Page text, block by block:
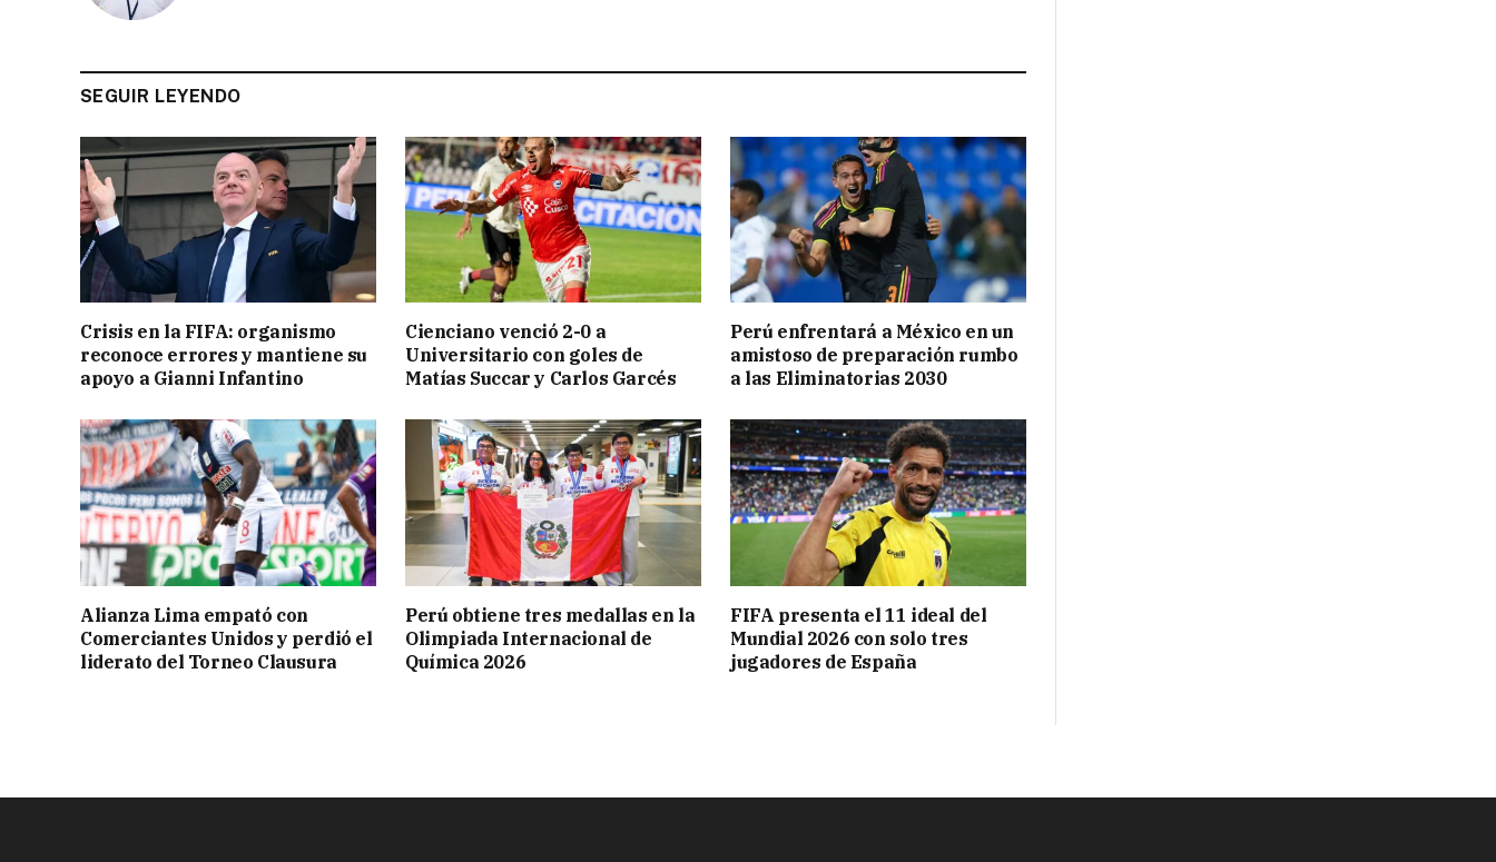
SEGUIR LEYENDO
Crisis en la FIFA: organismo
reconoce errores y mantiene su
apoyo a Gianni Infantino
Cienciano venció 2-0 a
Universitario con goles de
Matías Succar y Carlos Garcés
Perú enfrentará a México en un
amistoso de preparación rumbo
a las Eliminatorias 2030
Alianza Lima empató con
Comerciantes Unidos y perdió el
liderato del Torneo Clausura
Perú obtiene tres medallas en la
Olimpiada Internacional de
Química 2026
FIFA presenta el 11 ideal del
Mundial 2026 con solo tres
jugadores de España